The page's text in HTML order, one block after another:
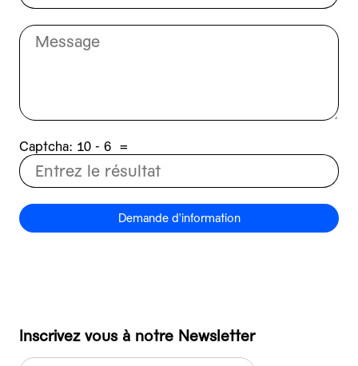
Captcha: 6 - 01 =
Demande d'information
Inscrivez vous à notre Newsletter